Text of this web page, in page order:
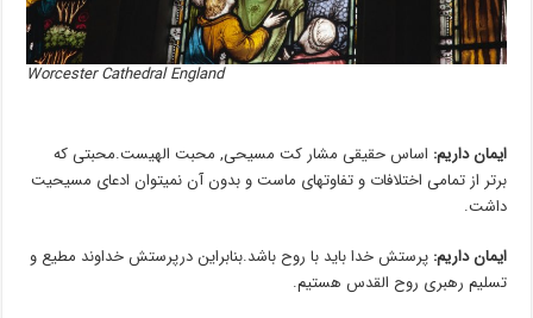
Worcester Cathedral England
ایمان داریم: اساس حقیقی مشار کت مسیحی, محبت الهیست.محبتی که
برتر از تمامی اختلافات و تفاوتهای ماست و بدون آن نمیتوان ادعای مسیحیت
داشت.
ایمان داریم: پرستش خدا باید با روح باشد.بنابراین درپرستش خداوند مطیع و
تسلیم رهبری روح القدس هستیم.